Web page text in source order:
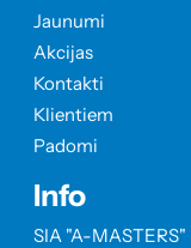
Jaunumi
Akcijas
Kontakti
Klientiem
Padomi
Info
SIA "A-MASTERS"